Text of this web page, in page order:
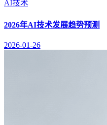
AI技术
2026年AI技术发展趋势预测
2026-01-26